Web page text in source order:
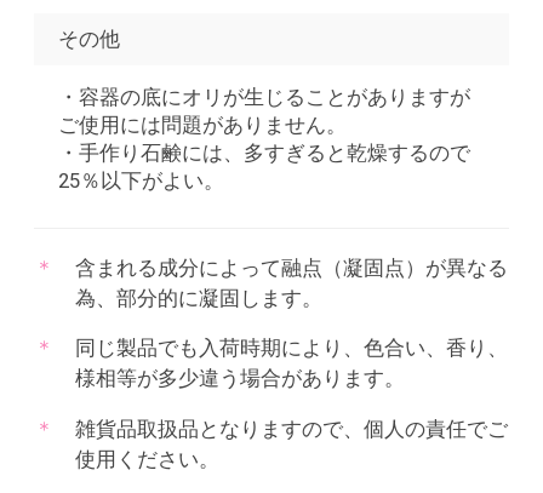
その他
・容器の底にオリが生じることがありますが
ご使用には問題がありません。
・手作り石鹸には、多すぎると乾燥するので
25％以下がよい。
含まれる成分によって融点（凝固点）が異なる
為、部分的に凝固します。
同じ製品でも入荷時期により、色合い、香り、
様相等が多少違う場合があります。
雑貨品取扱品となりますので、個人の責任でご
使用ください。